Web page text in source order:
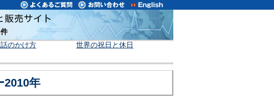
件
のかけ方 世界の祝日と休日
2010年